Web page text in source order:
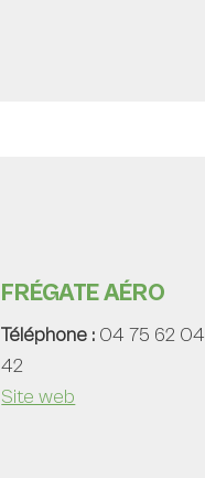
FRÉGATE AÉRO
Téléphone : 04 75 62 04
42
Site web